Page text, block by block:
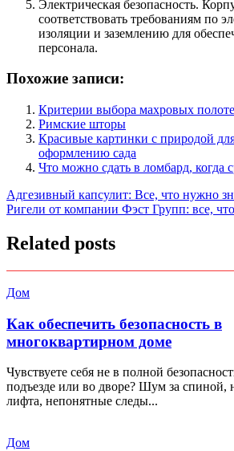
Электрическая безопасность.
соответствовать требованиям по
изоляции и заземлению для
персонала.
Похожие записи:
Критерии выбора махровых
Римские шторы
Красивые картинки с природой
оформлению сада
Что можно сдать в ломбард, когда
Навигация
по
записям
Адгезивный капсулит: Все, что нужно
Ригели от компании Фэст Групп: все,
Related posts
Дом
Как обеспечить безопасность в
многоквартирном доме
Чувствуете себя не в полной
подъезде или во дворе? Шум за спиной,
лифта, непонятные следы...
Дом